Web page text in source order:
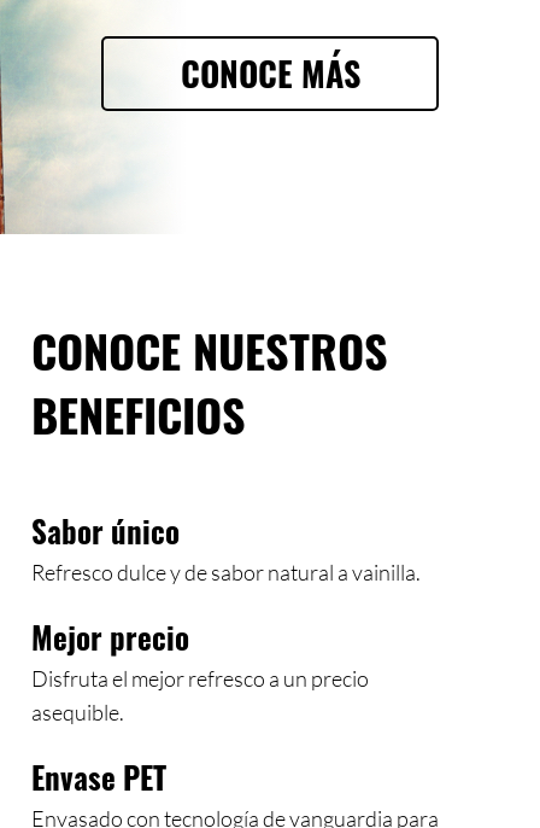
CONOCE MÁS
CONOCE NUESTROS
BENEFICIOS
Sabor único
Refresco dulce y de sabor natural a vainilla.
Mejor precio
Disfruta el mejor refresco a un precio
asequible.
Envase PET
Envasado con tecnología de vanguardia para